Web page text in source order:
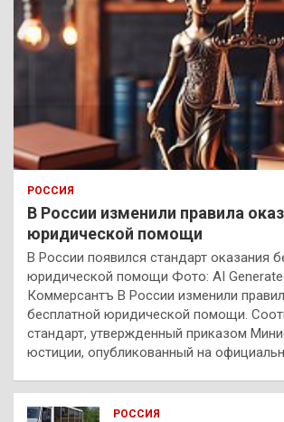
РОССИЯ
В России изменили правила
юридической помощи
В России появился стандарт оказания
юридической помощи Фото: AI
Коммерсантъ В России изменили
бесплатной юридической помощи.
стандарт, утвержденный приказом
юстиции, опубликованный на
РОССИЯ